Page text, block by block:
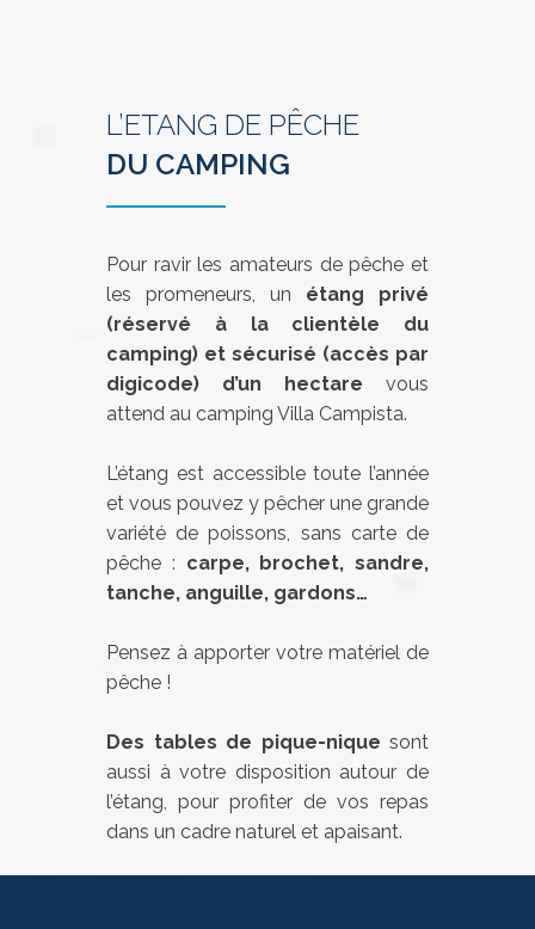
L’ETANG DE PÊCHE
DU CAMPING
Pour ravir les amateurs de pêche et
les promeneurs, un étang privé
(réservé à la clientèle du
camping) et sécurisé (accès par
digicode) d’un hectare vous
attend au camping Villa Campista.
L’étang est accessible toute l’année
et vous pouvez y pêcher une grande
variété de poissons, sans carte de
pêche : carpe, brochet, sandre,
tanche, anguille, gardons…
Pensez à apporter votre matériel de
pêche !
Des tables de pique-nique sont
aussi à votre disposition autour de
l’étang, pour profiter de vos repas
dans un cadre naturel et apaisant.